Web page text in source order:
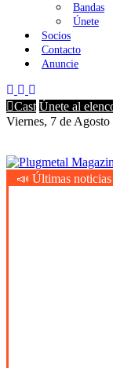
Bandas
Únete
Socios
Contacto
Anuncie
Cast Únete al
Viernes, 7 de
Plugmetal Magazine
Heavy Metal is Life
📣 Últimas noticias